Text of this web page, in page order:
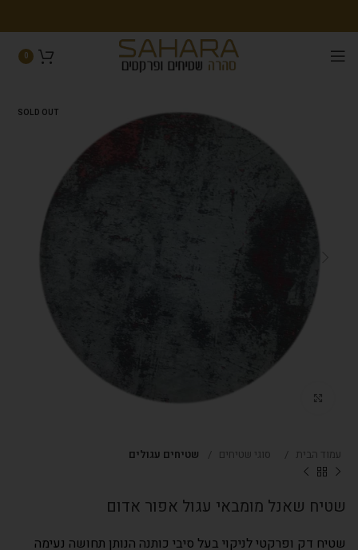
0
SOLD OUT
Click to enlarge
עמוד הבית סוגי שטיחים שטיחים עגולים
שטיח שאנל מומבאי עגול אפור אדום
שטיח דק ופרקטי לניקוי בעל סיבי כותנה הנותן תחושה נעימה